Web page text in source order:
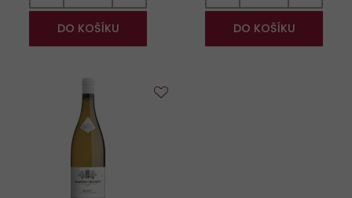
DO KOŠÍKU DO KOŠÍKU